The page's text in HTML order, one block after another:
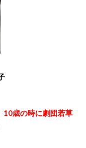
10歳の時に劇団若草